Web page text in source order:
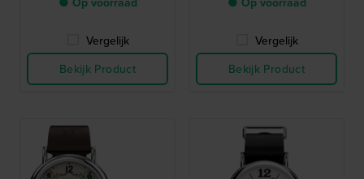
Vergelijk
Bekijk Product
Vergelijk
Bekijk Product